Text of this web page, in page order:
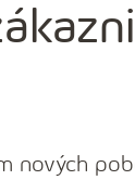
nových